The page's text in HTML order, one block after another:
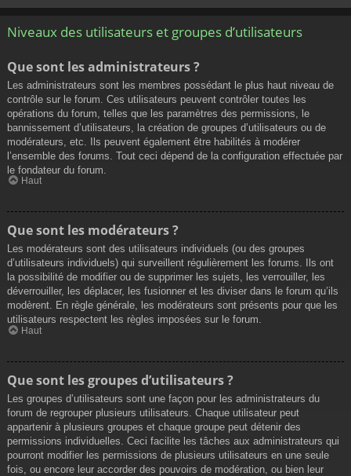
Niveaux des utilisateurs et groupes d’utilisateurs
Que sont les administrateurs ?
Les administrateurs sont les membres possédant le plus haut niveau de
contrôle sur le forum. Ces utilisateurs peuvent contrôler toutes les
opérations du forum, telles que les paramètres des permissions, le
bannissement d’utilisateurs, la création de groupes d’utilisateurs ou de
modérateurs, etc. Ils peuvent également être habilités à modérer
l’ensemble des forums. Tout ceci dépend de la configuration effectuée par
le fondateur du forum.
Haut
Que sont les modérateurs ?
Les modérateurs sont des utilisateurs individuels (ou des groupes
d’utilisateurs individuels) qui surveillent régulièrement les forums. Ils ont
la possibilité de modifier ou de supprimer les sujets, les verrouiller, les
déverrouiller, les déplacer, les fusionner et les diviser dans le forum qu’ils
modèrent. En règle générale, les modérateurs sont présents pour que les
utilisateurs respectent les règles imposées sur le forum.
Haut
Que sont les groupes d’utilisateurs ?
Les groupes d’utilisateurs sont une façon pour les administrateurs du
forum de regrouper plusieurs utilisateurs. Chaque utilisateur peut
appartenir à plusieurs groupes et chaque groupe peut détenir des
permissions individuelles. Ceci facilite les tâches aux administrateurs qui
pourront modifier les permissions de plusieurs utilisateurs en une seule
fois, ou encore leur accorder des pouvoirs de modération, ou bien leur